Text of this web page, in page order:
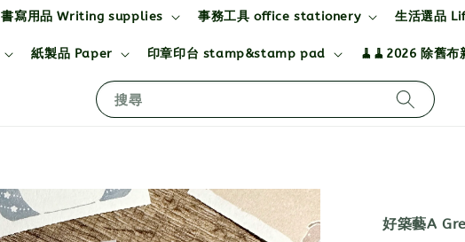
搜尋
書寫用品 Writing supplies 事務工具 office stationery 生活選品
紙製品 Paper 印章印台 stamp&stamp pad 🧹🧹2026 除舊布
好築藝A